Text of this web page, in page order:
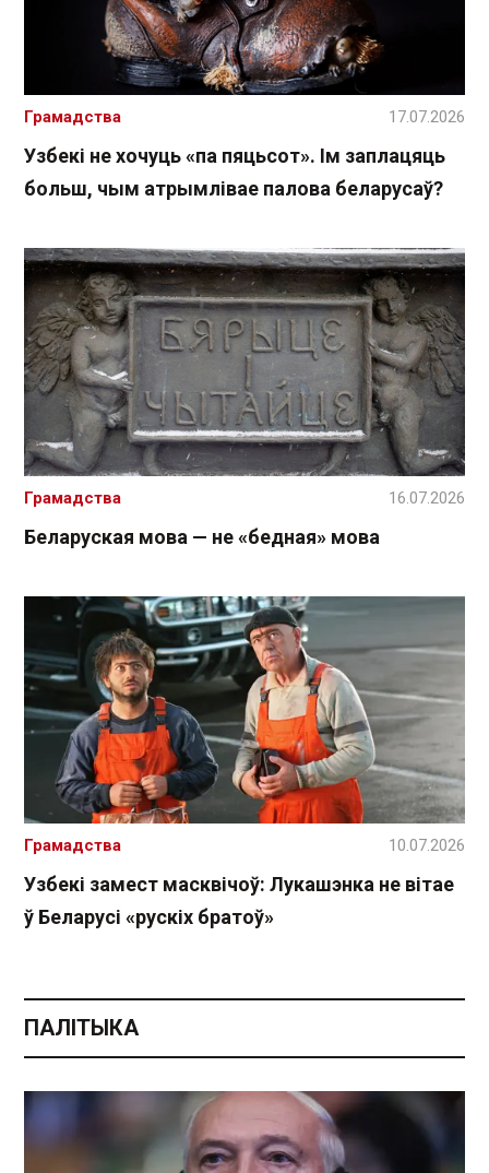
Узбекі не хочуць «па пяцьсот». Ім заплацяць
больш, чым атрымлівае палова беларусаў?
Грамадства 17.07.2026
Беларуская мова — не «бедная» мова
Грамадства 16.07.2026
Узбекі замест масквічоў: Лукашэнка не вітае
ў Беларусі «рускіх братоў»
Грамадства 10.07.2026
ПАЛІТЫКА